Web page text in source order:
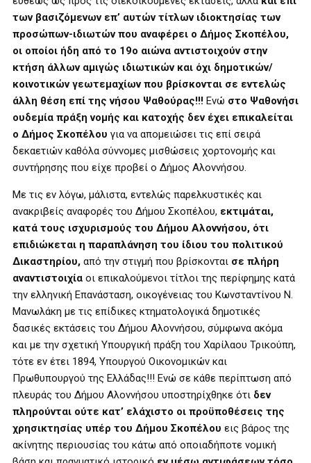
των βασιζόμενων επ’ αυτών τίτλων ιδιοκτησίας των
προσώπων-ιδιωτών που αναφέρει ο Δήμος Σκοπέλου,
οι οποίοι ήδη από το 19ο αιώνα αντιστοιχούν στην
κτήση άλλων αμιγώς ιδιωτικών και όχι δημοτικών/
κοινοτικών γεωτεμαχίων που βρίσκονται σε εντελώς
άλλη θέση επί της νήσου Ψαθούρας!!! Ενώ στο Ψαθονήσι
ουδεμία πράξη νομής και κατοχής δεν έχει επικαλείται
ο Δήμος Σκοπέλου για να απομειώσει τις επί σειρά
δεκαετιών καθόλα σύννομες μισθώσεις χορτονομής και
συντήρησης που είχε προβεί ο Δήμος Αλοννήσου.
Με τις εν λόγω, μάλιστα, εντελώς παρελκυστικές και
ανακριβείς αναφορές του Δήμου Σκοπέλου, εκτιμάται,
κατά τους ισχυρισμούς του Δήμου Αλοννήσου, ότι
επιδιώκεται η παραπλάνηση του ίδιου του πολιτικού
Δικαστηρίου, από την στιγμή που βρίσκονται σε πλήρη
αναντιστοιχία οι επικαλούμενοι τίτλοι της περίφημης κατά
την ελληνική Επανάσταση, οικογένειας του Κωνσταντίνου Ν.
Μανωλάκη με τις επίδικες κτηματολογικά δημοτικές
δασικές εκτάσεις του Δήμου Αλοννήσου, σύμφωνα ακόμα
και με την σχετική Υπουργική πράξη του Χαρίλαου Τρικούπη,
τότε εν έτει 1894, Υπουργού Οικονομικών και
Πρωθυπουργού της Ελλάδας!!! Ενώ σε κάθε περίπτωση από
πλευράς του Δήμου Αλοννήσου υποστηρίχθηκε ότι δεν
πληρούνται ούτε κατ’ ελάχιστο οι προϋποθέσεις της
χρησικτησίας υπέρ του Δήμου Σκοπέλου εις βάρος της
ακίνητης περιουσίας του κάτω από οποιαδήποτε νομική